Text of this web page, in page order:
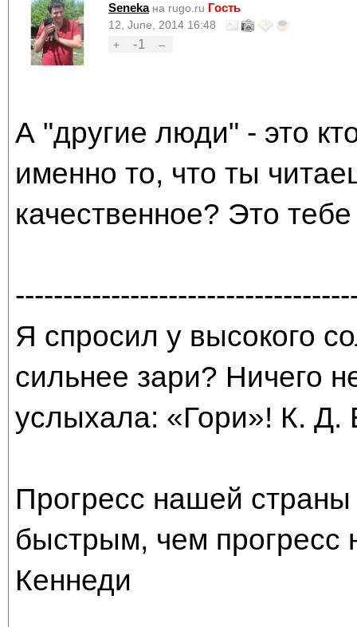
Seneka на rugo.ru Гость
12, June, 2014 16:48
+
-1 –
А "другие люди" - это
именно то, что ты
качественное? Это
Я спросил у высокого
сильнее зари? Ничего
услыхала: «Гори»! К. Д.
Прогресс нашей
быстрым, чем прогресс
Кеннеди